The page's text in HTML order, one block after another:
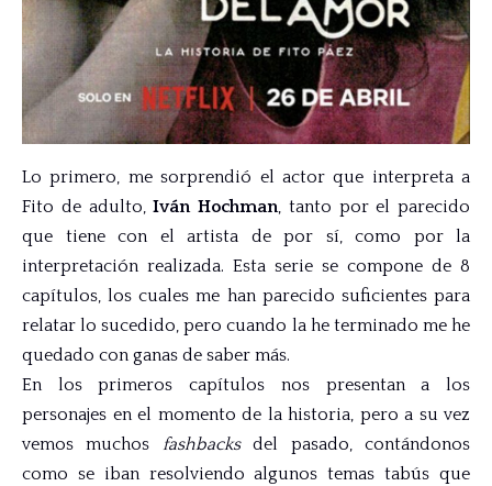
Lo primero, me sorprendió el actor que interpreta a
Fito de adulto,Iván Hochman, tanto por el parecido
que tiene con el artista de por sí, como por la
interpretación realizada. Esta serie se compone de 8
capítulos, los cuales me han parecido suficientes para
relatar lo sucedido, pero cuando la he terminado me he
quedado con ganas de saber más.
En los primeros capítulos nos presentan a los
personajes en el momento de la historia, pero a su vez
vemos muchos fashbacksdel pasado, contándonos
como se iban resolviendo algunos temas tabús que